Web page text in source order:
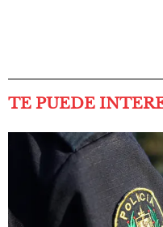
TE PUEDE